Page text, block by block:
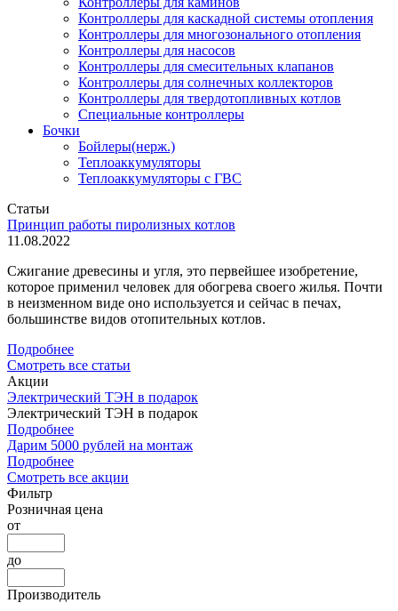
Контроллеры для каскадной системы отопления
Контроллеры для многозонального отопления
Контроллеры для насосов
Контроллеры для смесительных клапанов
Контроллеры для солнечных коллекторов
Контроллеры для твердотопливных котлов
Специальные контроллеры
Бочки
Бойлеры(нерж.)
Теплоаккумуляторы
Теплоаккумуляторы с ГВС
Статьи
Принцип работы пиролизных котлов
11.08.2022
Сжигание древесины и угля, это первейшее изобретение,
которое применил человек для обогрева своего жилья. Почти
в неизменном виде оно используется и сейчас в печах,
большинстве видов отопительных котлов.
Подробнее
Смотреть все статьи
Акции
Электрический ТЭН в подарок
Электрический ТЭН в подарок
Подробнее
Дарим 5000 рублей на монтаж
Подробнее
Смотреть все акции
Фильтр
Розничная цена
от
до
Производитель